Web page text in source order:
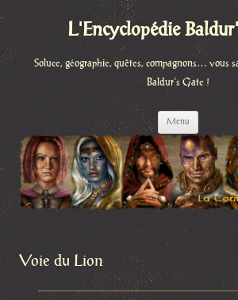
L'Encyclopédie
Soluce, géographie, quêtes, compagnons… vous
Baldur's Gate !
Menu
contenu
Voie du Lion